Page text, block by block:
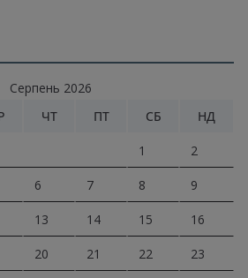
Серпень 2026
ЧТ ПТ СБ НД
1 2
6 7 8 9
13 14 15 16
20 21 22 23